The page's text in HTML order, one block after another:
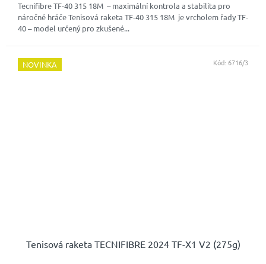
Tecnifibre TF-40 315 18M – maximální kontrola a stabilita pro
náročné hráče Tenisová raketa TF-40 315 18M je vrcholem řady TF-
40 – model určený pro zkušené...
NOVINKA
Tenisová raketa TECNIFIBRE 2024 TF-X1 V2 (275g)
Kód: 6716/3